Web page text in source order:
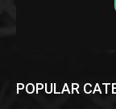
POPULAR